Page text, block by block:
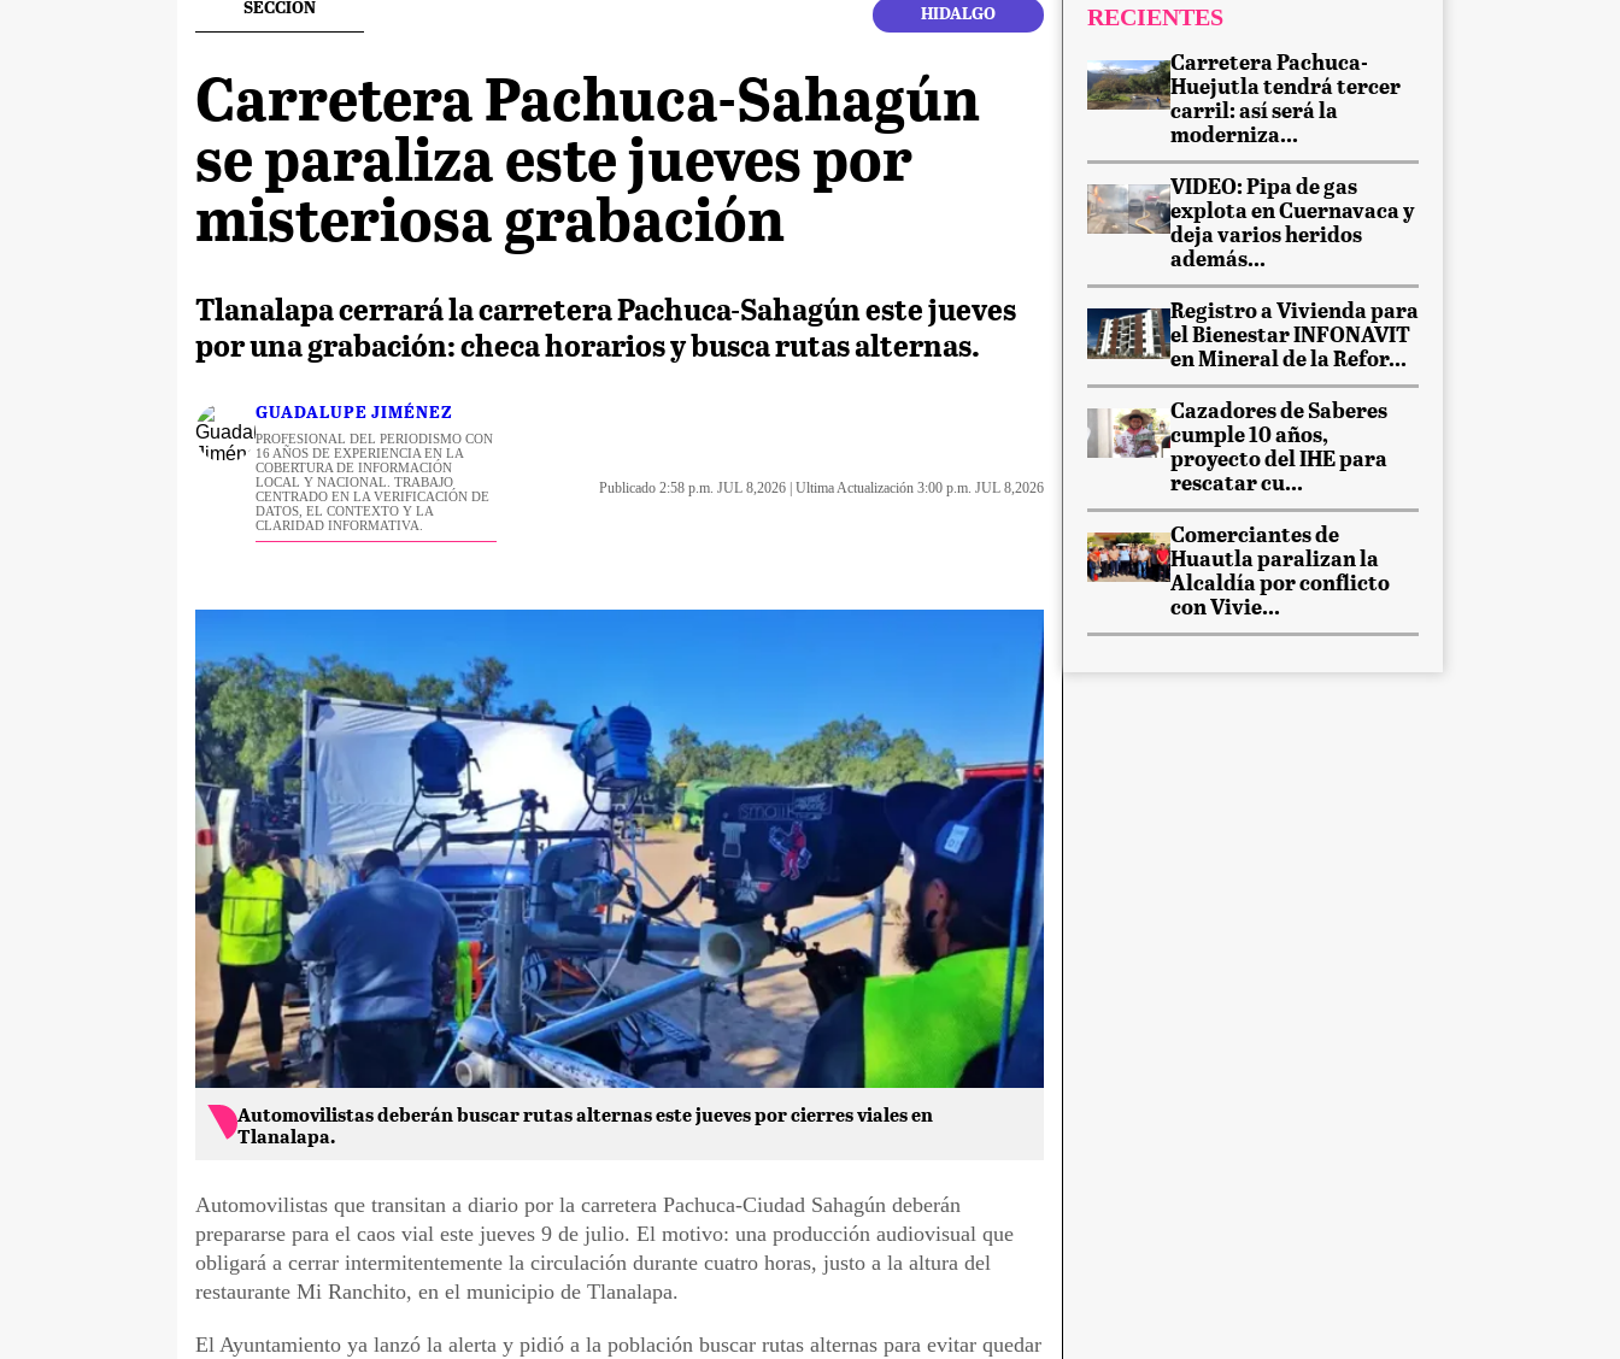
SECCION HIDALGO
Carretera Pachuca-Sahagún
se paraliza este jueves por
misteriosa grabación
Tlanalapa cerrará la carretera Pachuca-Sahagún este jueves
por una grabación: checa horarios y busca rutas alternas.
GUADALUPE JIMÉNEZ
PROFESIONAL DEL PERIODISMO CON
16 AÑOS DE EXPERIENCIA EN LA
COBERTURA DE INFORMACIÓN
LOCAL Y NACIONAL. TRABAJO
CENTRADO EN LA VERIFICACIÓN DE
DATOS, EL CONTEXTO Y LA
CLARIDAD INFORMATIVA.
Publicado 2:58 p.m. JUL 8,2026 | Ultima Actualización 3:00 p.m. JUL 8,2026
Automovilistas deberán buscar rutas alternas este jueves por cierres viales en
Tlanalapa.
Automovilistas que transitan a diario por la carretera Pachuca-Ciudad Sahagún deberán
prepararse para el caos vial este jueves 9 de julio. El motivo: una producción audiovisual que
obligará a cerrar intermitentemente la circulación durante cuatro horas, justo a la altura del
restaurante Mi Ranchito, en el municipio de Tlanalapa.
El Ayuntamiento ya lanzó la alerta y pidió a la población buscar rutas alternas para evitar quedar
RECIENTES
Carretera Pachuca-
Huejutla tendrá tercer
carril: así será la
moderniza...
VIDEO: Pipa de gas
explota en Cuernavaca y
deja varios heridos
además...
Registro a Vivienda para
el Bienestar INFONAVIT
en Mineral de la Refor...
Cazadores de Saberes
cumple 10 años,
proyecto del IHE para
rescatar cu...
Comerciantes de
Huautla paralizan la
Alcaldía por conflicto
con Vivie...